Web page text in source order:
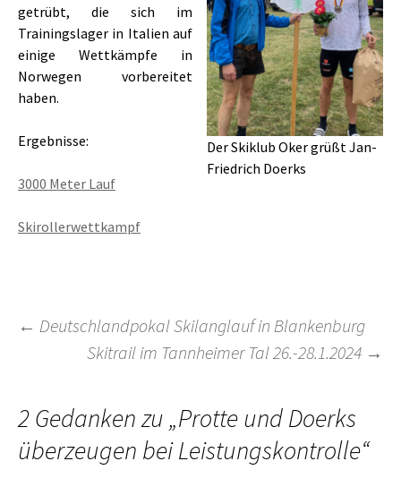
Der Skiklub Oker grüßt Jan-
Friedrich Doerks
getrübt, die sich im
Trainingslager in Italien auf
einige Wettkämpfe in
Norwegen vorbereitet
haben.
Ergebnisse:
3000 Meter Lauf
Skirollerwettkampf
Beitragsnavigation
← Deutschlandpokal Skilanglauf in Blankenburg
Skitrail im Tannheimer Tal 26.-28.1.2024 →
2 Gedanken zu „Protte und Doerks
überzeugen bei Leistungskontrolle“